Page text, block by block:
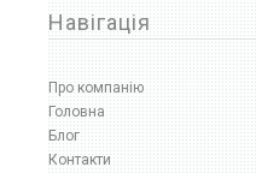
Навігація
Про компанію
Головна
Блог
Контакти